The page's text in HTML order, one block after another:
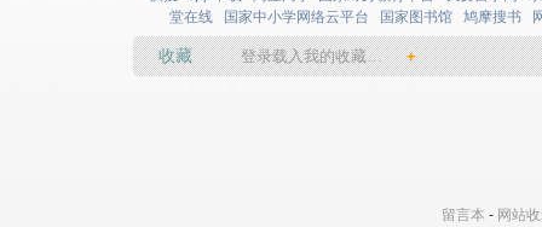
堂在线
国家中小学网络云平台 国家图书馆 鸠摩搜书
收藏 登录载入我的收藏… +
留言本 - 网站